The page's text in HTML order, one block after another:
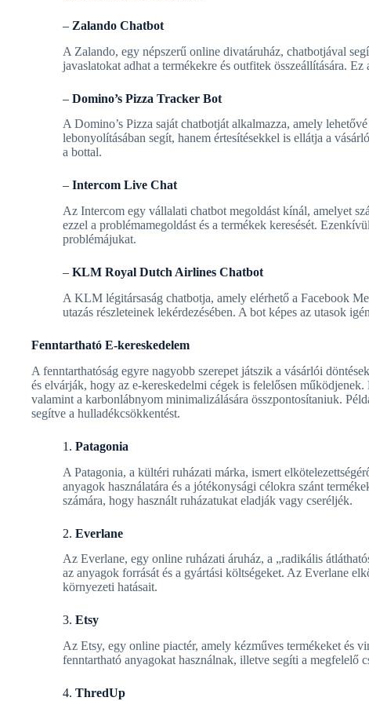
– Zalando Chatbot
A Zalando, egy népszerű online divatáruház, chatbotjával
javaslatokat adhat a termékekre és outfitek összeállítására.
– Domino’s Pizza Tracker Bot
A Domino’s Pizza saját chatbotját alkalmazza, amely
lebonyolításában segít, hanem értesítésekkel is ellátja a
a bottal.
– Intercom Live Chat
Az Intercom egy vállalati chatbot megoldást kínál, amelyet
ezzel a problémamegoldást és a termékek keresését.
problémájukat.
– KLM Royal Dutch Airlines Chatbot
A KLM légitársaság chatbotja, amely elérhető a Facebook
utazás részleteinek lekérdezésében. A bot képes az utasok
Fenntartható E-kereskedelem
A fenntarthatóság egyre nagyobb szerepet játszik a vásárlói
és elvárják, hogy az e-kereskedelmi cégek is felelősen
valamint a karbonlábnyom minimalizálására összpontosítaniuk.
segítve a hulladékcsökkentést.
1. Patagonia
A Patagonia, a kültéri ruházati márka, ismert
anyagok használatára és a jótékonysági célokra szánt
számára, hogy használt ruházatukat eladják vagy cseréljék.
2. Everlane
Az Everlane, egy online ruházati áruház, a „radikális
az anyagok forrását és a gyártási költségeket. Az Everlane
környezeti hatásait.
3. Etsy
Az Etsy, egy online piactér, amely kézműves termékeket és
fenntartható anyagokat használnak, illetve segíti a megfelelő
4. ThredUp